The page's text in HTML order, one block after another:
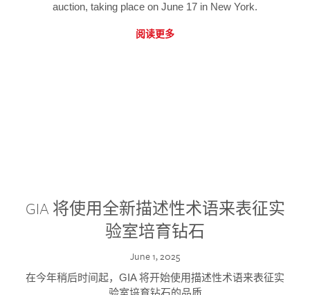
auction, taking place on June 17 in New York.
阅读更多
GIA 将使用全新描述性术语来表征实
验室培育钻石
June 1, 2025
在今年稍后时间起，GIA 将开始使用描述性术语来表征实